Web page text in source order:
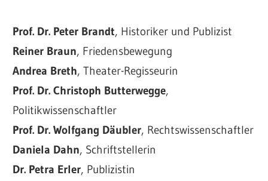
Prof. Dr. Peter Brandt, Historiker und Publizist
Reiner Braun, Friedensbewegung
Andrea Breth, Theater-Regisseurin
Prof. Dr. Christoph Butterwegge,
Politikwissenschaftler
Prof. Dr. Wolfgang Däubler, Rechtswissenschaftler
Daniela Dahn, Schriftstellerin
Dr. Petra Erler, Publizistin